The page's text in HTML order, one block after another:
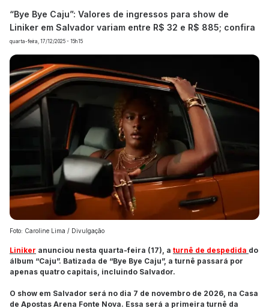
“Bye Bye Caju”: Valores de ingressos para show de
Liniker em Salvador variam entre R$ 32 e R$ 885; confira
quarta-feira, 17/12/2025 - 15h15
Foto: Caroline Lima / Divulgação
Liniker anunciou nesta quarta-feira (17), a turnê de despedida do
álbum “Caju”. Batizada de “Bye Bye Caju”, a turnê passará por
apenas quatro capitais, incluindo Salvador.
O show em Salvador será no dia 7 de novembro de 2026, na Casa
de Apostas Arena Fonte Nova. Essa será a primeira turnê da